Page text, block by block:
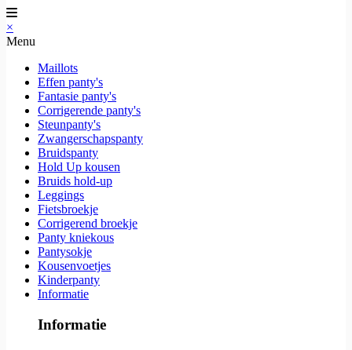
×
Menu
Maillots
Effen panty's
Fantasie panty's
Corrigerende panty's
Steunpanty's
Zwangerschapspanty
Bruidspanty
Hold Up kousen
Bruids hold-up
Leggings
Fietsbroekje
Corrigerend broekje
Panty kniekous
Pantysokje
Kousenvoetjes
Kinderpanty
Informatie
Informatie